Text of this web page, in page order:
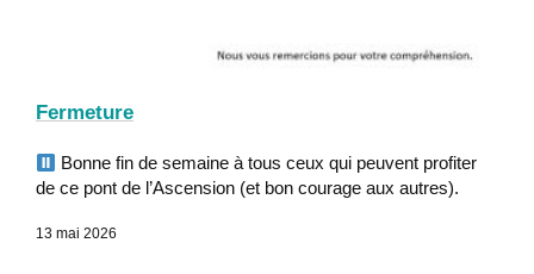
Fermeture
Bonne fin de semaine à tous ceux qui peuvent profiter
de ce pont de l’Ascension (et bon courage aux autres).
13 mai 2026